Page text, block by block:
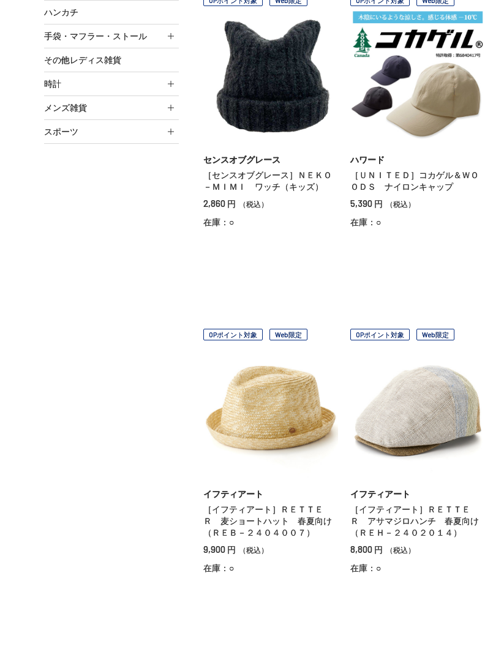
ハンカチ
手袋・マフラー・ストール
その他レディス雑貨
時計
メンズ雑貨
スポーツ
センスオブグレース
［センスオブグレース］ＮＥＫＯ
－ＭＩＭＩ ワッチ（キッズ）
2,860 円 （税込）
在庫：○
ハワード
［ＵＮＩＴＥＤ］コカゲル＆ＷＯ
ＯＤＳ ナイロンキャップ
5,390 円 （税込）
在庫：○
OPポイント対象 Web限定
イフティアート
［イフティアート］ＲＥＴＴＥ
Ｒ 麦ショートハット 春夏向け
（ＲＥＢ－２４０４００７）
9,900 円 （税込）
在庫：○
OPポイント対象 Web限定
イフティアート
［イフティアート］ＲＥＴＴＥ
Ｒ アサマジロハンチ 春夏向け
（ＲＥＨ－２４０２０１４）
8,800 円 （税込）
在庫：○